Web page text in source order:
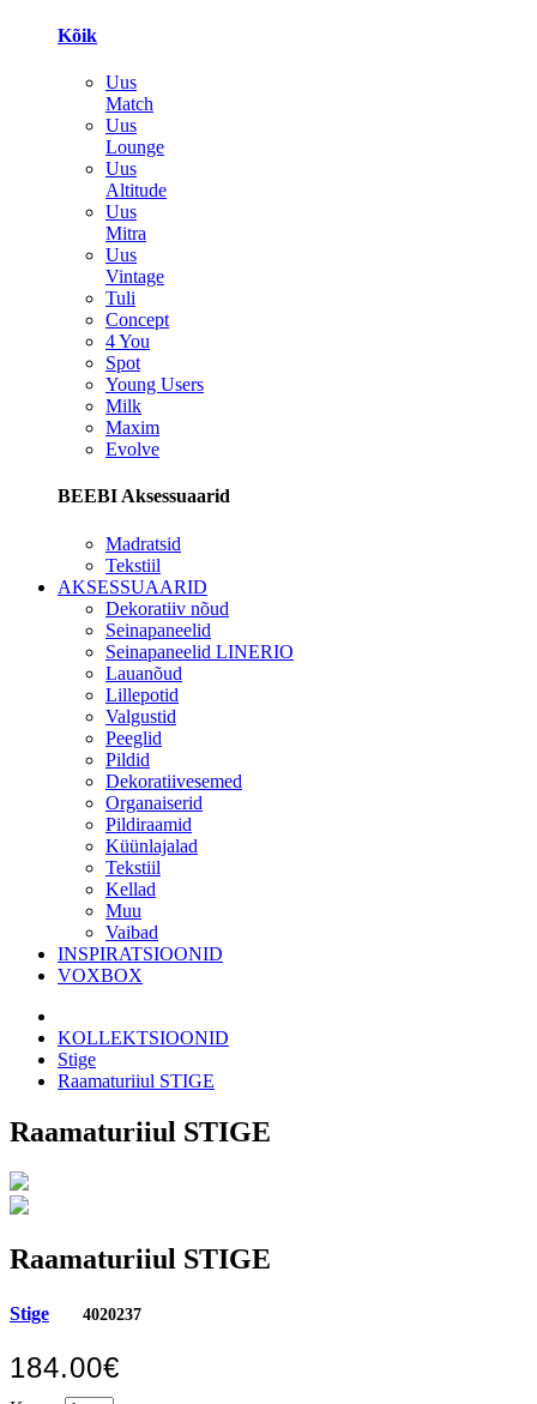
Kõik
Uus
Match
Uus
Lounge
Uus
Altitude
Uus
Mitra
Uus
Vintage
Tuli
Concept
4 You
Spot
Young Users
Milk
Maxim
Evolve
BEEBI Aksessuaarid
Madratsid
Tekstiil
AKSESSUAARID
Dekoratiiv nõud
Seinapaneelid
Seinapaneelid LINERIO
Lauanõud
Lillepotid
Valgustid
Peeglid
Pildid
Dekoratiivesemed
Organaiserid
Pildiraamid
Küünlajalad
Tekstiil
Kellad
Muu
Vaibad
INSPIRATSIOONID
VOXBOX
KOLLEKTSIOONID
Stige
Raamaturiiul STIGE
Raamaturiiul STIGE
Raamaturiiul STIGE
Stige 4020237
184.00€